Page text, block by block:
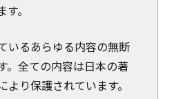
。
いるあらゆる内容の無断
。全ての内容は日本の著
り保護されています。